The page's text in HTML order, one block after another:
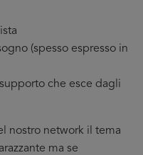
(spesso espresso in
che esce dagli
nostro network il tema
ma se